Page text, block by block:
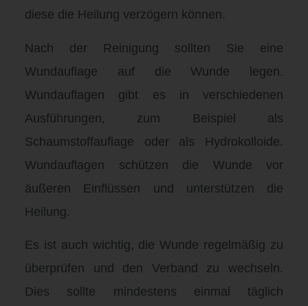
diese die Heilung verzögern können.
Nach der Reinigung sollten Sie eine
Wundauflage auf die Wunde legen.
Wundauflagen gibt es in verschiedenen
Ausführungen, zum Beispiel als
Schaumstoffauflage oder als Hydrokolloide.
Wundauflagen schützen die Wunde vor
äußeren Einflüssen und unterstützen die
Heilung.
Es ist auch wichtig, die Wunde regelmäßig zu
überprüfen und den Verband zu wechseln.
Dies sollte mindestens einmal täglich